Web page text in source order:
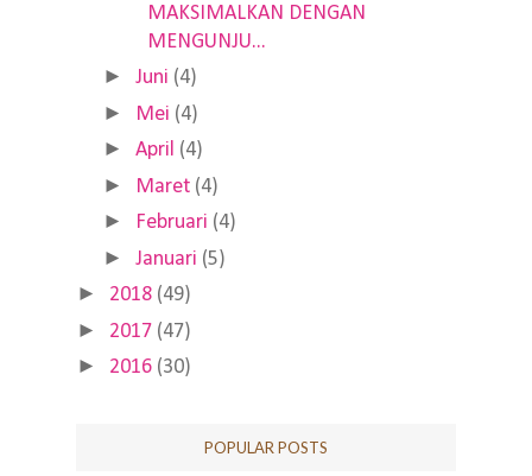
MAKSIMALKAN DENGAN
MENGUNJU...
► Juni (4)
► Mei (4)
► April (4)
► Maret (4)
► Februari (4)
► Januari (5)
► 2018 (49)
► 2017 (47)
► 2016 (30)
POPULAR POSTS